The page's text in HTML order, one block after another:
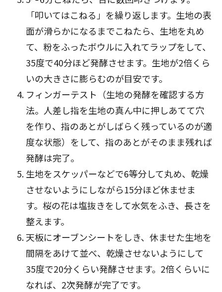
「叩いてはこねる」を繰り返します。生地の表
面が滑らかになるまでこねたら、生地を丸め
て、粉をふったボウルに入れてラップをして、
35度で40分ほど発酵させます。生地が2倍くら
いの大きさに膨らむのが目安です。
フィンガーテスト（生地の発酵を確認する方
法。人差し指を生地の真ん中に押しあてて穴
を作り、指のあとがしばらく残っているのが適
度な状態）をして、指のあとがそのまま残れば
発酵は完了。
生地をスケッパーなどで6等分して丸め、乾燥
させないようにしながら15分ほど休ませま
す。桜の花は塩抜きをして水気をふき、長さを
整えます。
天板にオーブンシートをしき、休ませた生地を
間隔をあけて並べ、乾燥させないようにして
35度で20分くらい発酵させます。2倍くらいに
なれば、2次発酵が完了です。